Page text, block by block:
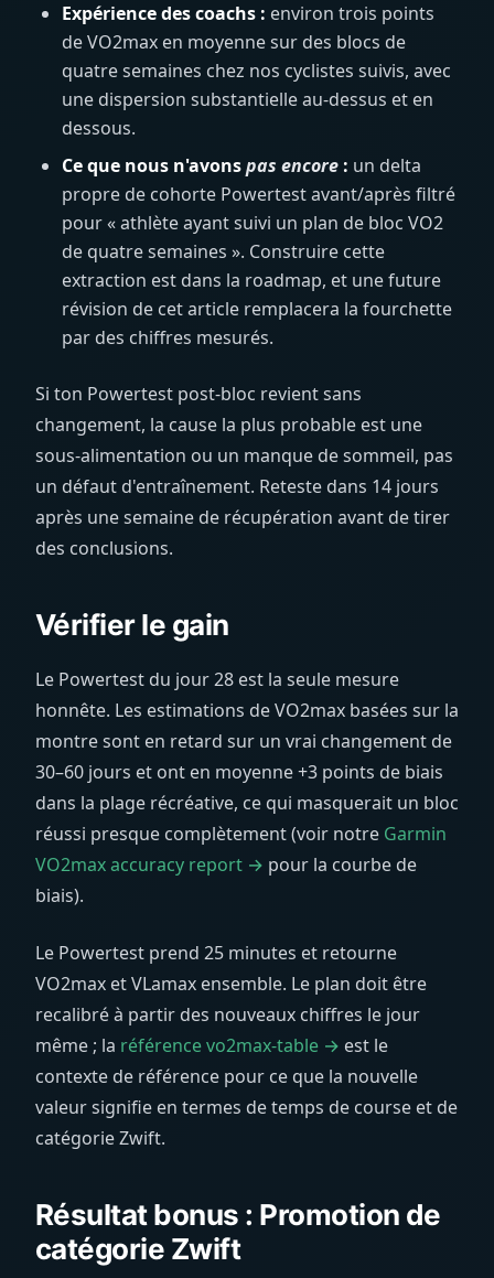
Expérience des coachs : environ trois points
de VO2max en moyenne sur des blocs de
quatre semaines chez nos cyclistes suivis, avec
une dispersion substantielle au-dessus et en
dessous.
Ce que nous n'avonspas encore : un delta
propre de cohorte Powertest avant/après filtré
pour « athlète ayant suivi un plan de bloc VO2
de quatre semaines ». Construire cette
extraction est dans la roadmap, et une future
révision de cet article remplacera la fourchette
par des chiffres mesurés.
Si ton Powertest post-bloc revient sans
changement, la cause la plus probable est une
sous-alimentation ou un manque de sommeil, pas
un défaut d'entraînement. Reteste dans 14 jours
après une semaine de récupération avant de tirer
des conclusions.
Vérifier le gain
Le Powertest du jour 28 est la seule mesure
honnête. Les estimations de VO2max basées sur la
montre sont en retard sur un vrai changement de
30–60 jours et ont en moyenne +3 points de biais
dans la plage récréative, ce qui masquerait un bloc
réussi presque complètement (voir notre Garmin
VO2max accuracy report → pour la courbe de
biais).
Le Powertest prend 25 minutes et retourne
VO2max et VLamax ensemble. Le plan doit être
recalibré à partir des nouveaux chiffres le jour
même ; la référence vo2max-table → est le
contexte de référence pour ce que la nouvelle
valeur signifie en termes de temps de course et de
catégorie Zwift.
Résultat bonus : Promotion de
catégorie Zwift